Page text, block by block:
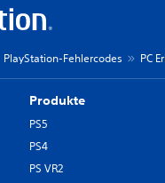
PlayStation-Fehlercodes PC
Produkte
PS5
PS4
PS VR2